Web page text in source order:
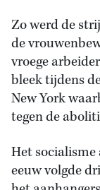
Zo werd de
de
vroege
bleek tijdens
New York
tegen de
Het socialisme
eeuw volgde